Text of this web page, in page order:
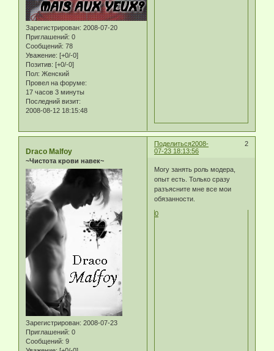
Зарегистрирован: 2008-07-20
Приглашений: 0
Сообщений: 78
Уважение: [+0/-0]
Позитив: [+0/-0]
Пол: Женский
Провел на форуме:
17 часов 3 минуты
Последний визит:
2008-08-12 18:15:48
Поделиться 2
2008-
07-23 18:13:56
Draco Malfoy
~Чистота крови навек~
Зарегистрирован: 2008-07-23
Приглашений: 0
Сообщений: 9
Могу занять роль модера,
опыт есть. Только сразу
разъясните мне все мои
обязанности.
0